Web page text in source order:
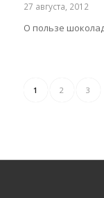
27 августа, 2012
О пользе
1 2 3